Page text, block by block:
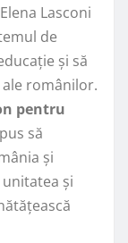
Elena Lasconi
de
și să
românilor.
pentru
să
și
și